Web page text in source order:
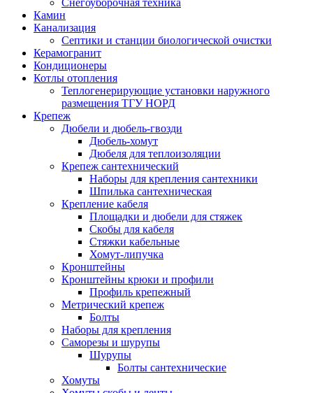
Снегоуборочная техника
Камин
Канализация
Септики и станции биологической очистки
Керамогранит
Кондиционеры
Котлы отопления
Теплогенерирующие установки наружного
размещения ТГУ НОРД
Крепеж
Дюбели и дюбель-гвозди
Дюбель-хомут
Дюбеля для теплоизоляции
Крепеж сантехнический
Наборы для крепления сантехники
Шпилька сантехническая
Крепление кабеля
Площадки и дюбели для стяжек
Скобы для кабеля
Стяжки кабельные
Хомут-липучка
Кронштейны
Кронштейны крюки и профили
Профиль крепежный
Метрический крепеж
Болты
Наборы для крепления
Саморезы и шурупы
Шурупы
Болты сантехнические
Хомуты